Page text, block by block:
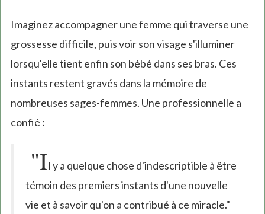
Imaginez accompagner une femme qui traverse une
grossesse difficile, puis voir son visage s'illuminer
lorsqu'elle tient enfin son bébé dans ses bras. Ces
instants restent gravés dans la mémoire de
nombreuses sages-femmes. Une professionnelle a
confié :
"Il y a quelque chose d'indescriptible à être
témoin des premiers instants d'une nouvelle
vie et à savoir qu'on a contribué à ce miracle."